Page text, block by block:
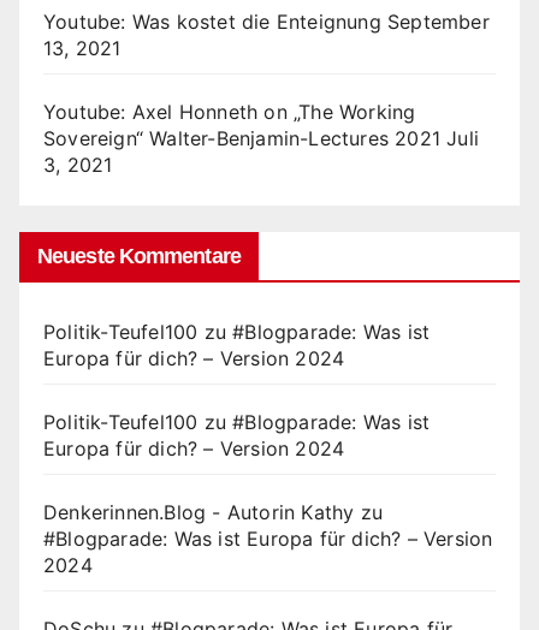
Youtube: Was kostet die Enteignung September
13, 2021
Youtube: Axel Honneth on „The Working
Sovereign“ Walter-Benjamin-Lectures 2021 Juli
3, 2021
Neueste Kommentare
Politik-Teufel100 zu#Blogparade: Was ist
Europa für dich? – Version 2024
Politik-Teufel100 zu#Blogparade: Was ist
Europa für dich? – Version 2024
Denkerinnen.Blog - Autorin Kathy zu
#Blogparade: Was ist Europa für dich? – Version
2024